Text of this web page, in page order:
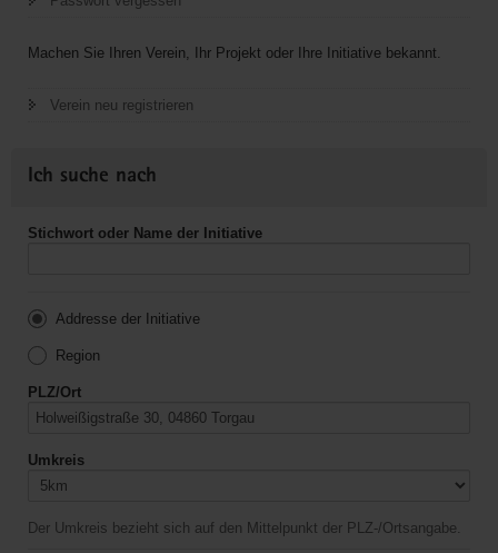
Machen Sie Ihren Verein, Ihr Projekt oder Ihre Initiative bekannt.
Verein neu registrieren
Ich suche nach
Stichwort oder Name der Initiative
Addresse der Initiative
Region
PLZ/Ort
Umkreis
Der Umkreis bezieht sich auf den Mittelpunkt der PLZ-/Ortsangabe.